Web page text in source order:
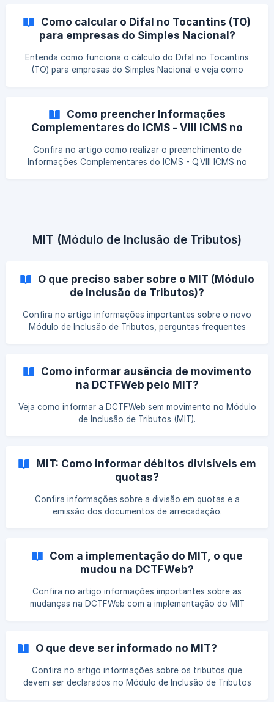
Como calcular o Difal no Tocantins (TO)
para empresas do Simples Nacional?
Entenda como funciona o cálculo do Difal no Tocantins
(TO) para empresas do Simples Nacional e veja como
Como preencher Informações
Complementares do ICMS - VIII ICMS no
Confira no artigo como realizar o preenchimento de
Informações Complementares do ICMS - Q.VIII ICMS no
MIT (Módulo de Inclusão de Tributos)
O que preciso saber sobre o MIT (Módulo
de Inclusão de Tributos)?
Confira no artigo informações importantes sobre o novo
Módulo de Inclusão de Tributos, perguntas frequentes
Como informar ausência de movimento
na DCTFWeb pelo MIT?
Veja como informar a DCTFWeb sem movimento no Módulo
de Inclusão de Tributos (MIT).
MIT: Como informar débitos divisíveis em
quotas?
Confira informações sobre a divisão em quotas e a
emissão dos documentos de arrecadação.
Com a implementação do MIT, o que
mudou na DCTFWeb?
Confira no artigo informações importantes sobre as
mudanças na DCTFWeb com a implementação do MIT
O que deve ser informado no MIT?
Confira no artigo informações sobre os tributos que
devem ser declarados no Módulo de Inclusão de Tributos